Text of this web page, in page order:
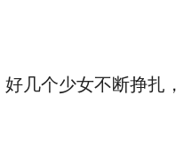
个少女不断挣扎，